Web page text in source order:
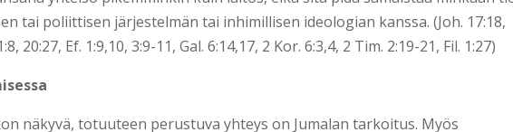
tai poliittisen järjestelmän tai inhimillisen ideologian kanssa. (Joh. 17:18,
20:27, Ef. 1:9,10, 3:9-11, Gal. 6:14,17, 2 Kor. 6:3,4, 2 Tim. 2:19-21, Fil. 1:27)
näkyvä, totuuteen perustuva yhteys on Jumalan tarkoitus. Myös